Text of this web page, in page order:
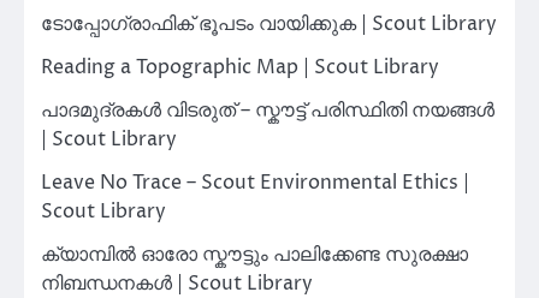
ടോപ്പോഗ്രാഫിക് ഭൂപടം വായിക്കുക | Scout Library
Reading a Topographic Map | Scout Library
പാദമുദ്രകൾ വിടരുത് – സ്കൗട്ട് പരിസ്ഥിതി നയങ്ങൾ
| Scout Library
Leave No Trace – Scout Environmental Ethics |
Scout Library
ക്യാമ്പിൽ ഓരോ സ്കൗട്ടും പാലിക്കേണ്ട സുരക്ഷാ
നിബന്ധനകൾ | Scout Library